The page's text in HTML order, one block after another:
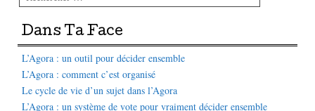
Dans Ta Face
L’Agora : un outil pour décider ensemble
L’Agora : comment c’est organisé
Le cycle de vie d’un sujet dans l’Agora
L’Agora : un système de vote pour vraiment décider ensemble